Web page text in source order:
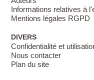
Informations relatives à
Mentions légales RGPD
DIVERS
Confidentialité et
Nous contacter
Plan du site